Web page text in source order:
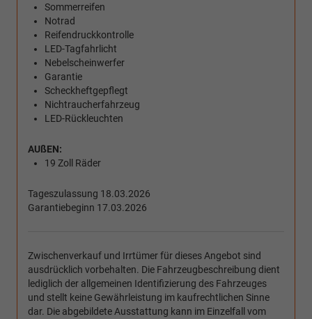
Sommerreifen
Notrad
Reifendruckkontrolle
LED-Tagfahrlicht
Nebelscheinwerfer
Garantie
Scheckheftgepflegt
Nichtraucherfahrzeug
LED-Rückleuchten
AUßEN:
19 Zoll Räder
Tageszulassung 18.03.2026
Garantiebeginn 17.03.2026
Zwischenverkauf und Irrtümer für dieses Angebot sind
ausdrücklich vorbehalten. Die Fahrzeugbeschreibung dient
lediglich der allgemeinen Identifizierung des Fahrzeuges
und stellt keine Gewährleistung im kaufrechtlichen Sinne
dar. Die abgebildete Ausstattung kann im Einzelfall vom